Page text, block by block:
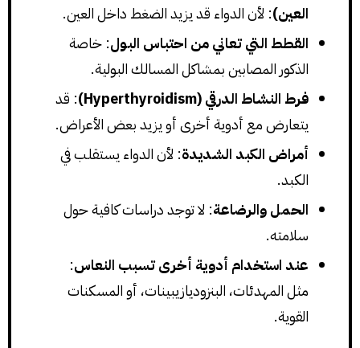
العين): لأن الدواء قد يزيد الضغط داخل العين.
القطط التي تعاني من احتباس البول: خاصة
الذكور المصابين بمشاكل المسالك البولية.
فرط النشاط الدرقي (Hyperthyroidism)
: قد
يتعارض مع أدوية أخرى أو يزيد بعض الأعراض.
أمراض الكبد الشديدة: لأن الدواء يستقلب في
الكبد.
الحمل والرضاعة: لا توجد دراسات كافية حول
سلامته.
عند استخدام أدوية أخرى تسبب النعاس:
مثل المهدئات، البنزوديازيبينات، أو المسكنات
القوية.